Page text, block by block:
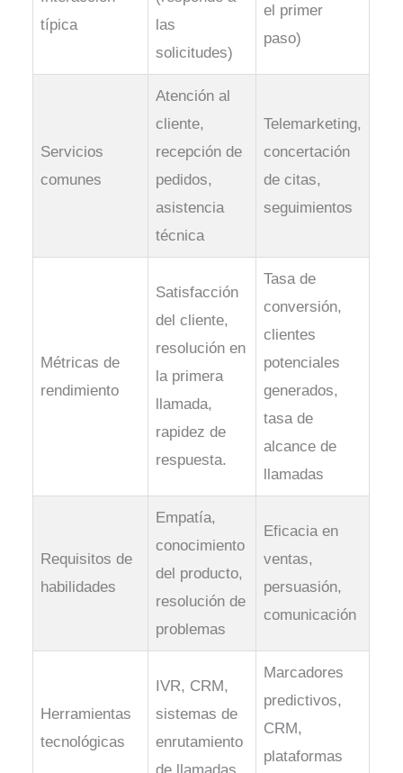
típica
las
solicitudes)
el primer
paso)
Servicios
comunes
Atención al
cliente,
recepción de
pedidos,
asistencia
técnica
Telemarketing,
concertación
de citas,
seguimientos
Métricas de
rendimiento
Satisfacción
del cliente,
resolución en
la primera
llamada,
rapidez de
respuesta.
Tasa de
conversión,
clientes
potenciales
generados,
tasa de
alcance de
llamadas
Requisitos de
habilidades
Empatía,
conocimiento
del producto,
resolución de
problemas
Eficacia en
ventas,
persuasión,
comunicación
Herramientas
tecnológicas
IVR, CRM,
sistemas de
enrutamiento
Marcadores
predictivos,
CRM,
plataformas